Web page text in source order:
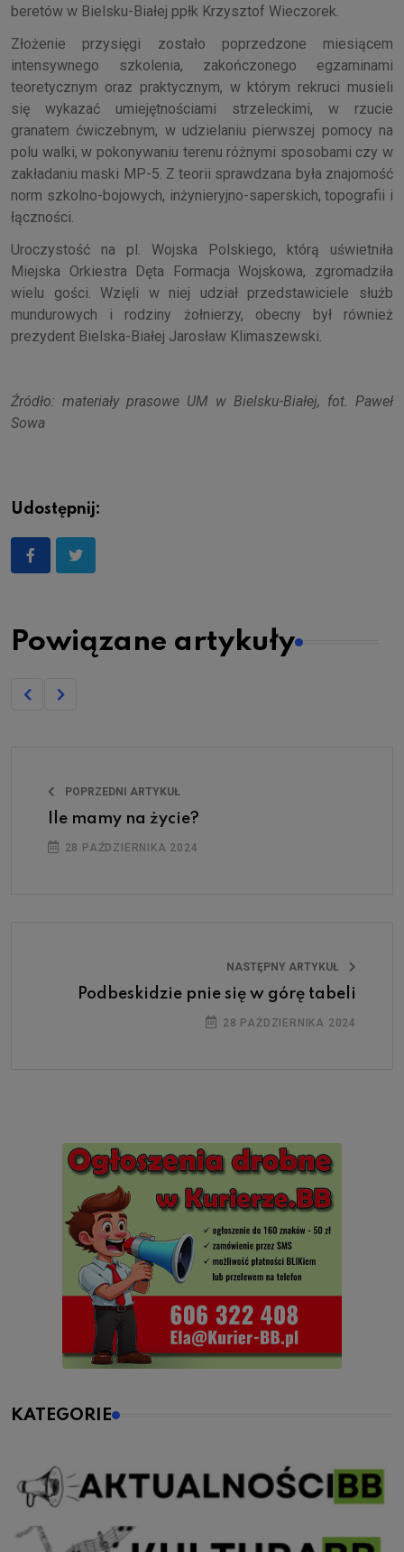
beretów w Bielsku-Białej ppłk Krzysztof Wieczorek.
Złożenie przysięgi zostało poprzedzone miesiącem
intensywnego szkolenia, zakończonego egzaminami
teoretycznym oraz praktycznym, w którym rekruci musieli
się wykazać umiejętnościami strzeleckimi, w rzucie
granatem ćwiczebnym, w udzielaniu pierwszej pomocy na
polu walki, w pokonywaniu terenu różnymi sposobami czy w
zakładaniu maski MP-5. Z teorii sprawdzana była znajomość
norm szkolno-bojowych, inżynieryjno-saperskich, topografii i
łączności.
Uroczystość na pl. Wojska Polskiego, którą uświetniła
Miejska Orkiestra Dęta Formacja Wojskowa, zgromadziła
wielu gości. Wzięli w niej udział przedstawiciele służb
mundurowych i rodziny żołnierzy, obecny był również
prezydent Bielska-Białej Jarosław Klimaszewski.
Źródło: materiały prasowe UM w Bielsku-Białej, fot. Paweł
Sowa
Udostępnij:
Powiązane artykuły
POPRZEDNI ARTYKUŁ
Ile mamy na życie?
28 PAŹDZIERNIKA 2024
NASTĘPNY ARTYKUŁ
Podbeskidzie pnie się w górę tabeli
28 PAŹDZIERNIKA 2024
KATEGORIE